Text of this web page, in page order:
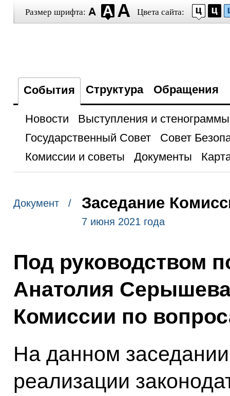
Размер шрифта: Цвета сайта:
События Структура Обращения
Новости
Выступления и стенограммы
Государственный Совет
Совет
Комиссии и советы
Документы
Документ / Заседание
7 июня 2021 года
Под руководством
Анатолия Серышева
Комиссии по
На данном
реализации